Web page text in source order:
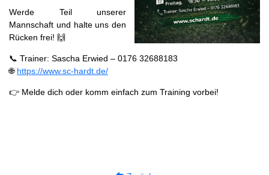
Werde Teil unserer
Mannschaft und halte uns den
Rücken frei! 🙌
📞 Trainer: Sascha Erwied – 0176 32688183
🌐 https://www.sc-hardt.de/
👉 Melde dich oder komm einfach zum Training vorbei!